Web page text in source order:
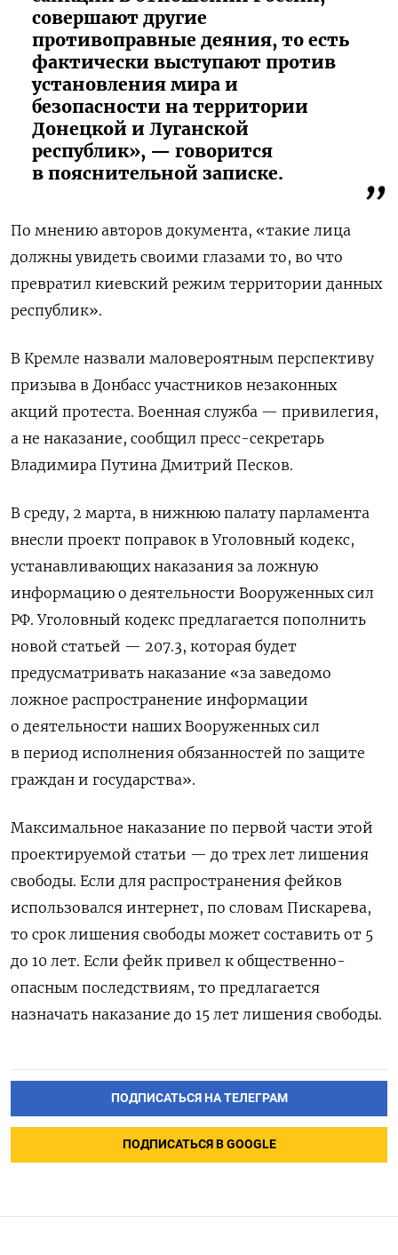
совершают другие
противоправные деяния, то есть
фактически выступают против
установления мира и
безопасности на территории
Донецкой и Луганской
республик», — говорится
в пояснительной записке.
По мнению авторов документа, «такие лица
должны увидеть своими глазами то, во что
превратил киевский режим территории данных
республик».
В Кремле назвали маловероятным перспективу
призыва в Донбасс участников незаконных
акций протеста. Военная служба — привилегия,
а не наказание, сообщил пресс-секретарь
Владимира Путина Дмитрий Песков.
В среду, 2 марта, в нижнюю палату парламента
внесли проект поправок в Уголовный кодекс,
устанавливающих наказания за ложную
информацию о деятельности Вооруженных сил
РФ. Уголовный кодекс предлагается пополнить
новой статьей — 207.3, которая будет
предусматривать наказание «за заведомо
ложное распространение информации
о деятельности наших Вооруженных сил
в период исполнения обязанностей по защите
граждан и государства».
Максимальное наказание по первой части этой
проектируемой статьи — до трех лет лишения
свободы. Если для распространения фейков
использовался интернет, по словам Пискарева,
то срок лишения свободы может составить от 5
до 10 лет. Если фейк привел к общественно-
опасным последствиям, то предлагается
назначать наказание до 15 лет лишения свободы.
ПОДПИСАТЬСЯ НА ТЕЛЕГРАМ
ПОДПИСАТЬСЯ В GOOGLE